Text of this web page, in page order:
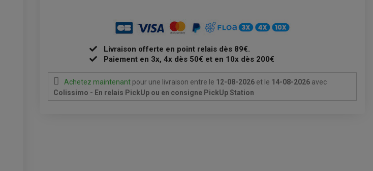
Livraison offerte en point relais dès 89€.
Paiement en 3x, 4x dès 50€ et en 10x dès 200€
Achetez maintenant pour une livraison entre le 12-08-2026 et le 14-08-2026 avec
Colissimo - En relais PickUp ou en consigne PickUp Station